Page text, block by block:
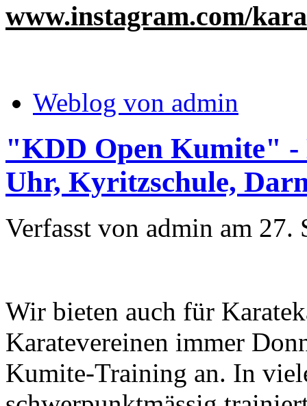
www.instagram.com/
Weblog von admin
"KDD Open Kumite" -
Uhr, Kyritzschule,
Verfasst von admin am 27.
Wir bieten auch für
Karatevereinen immer
Kumite-Training an. In